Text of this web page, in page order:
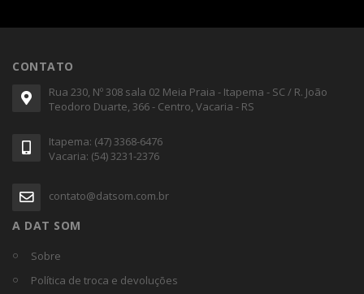
CONTATO
Rua 230, Nº 308 sala 02 Meia Praia - Itapema - SC / R. João
Teodoro Duarte, 366 - Centro, Vacaria - RS
Itapema: (47) 3368-6476
Vacaria: (54) 3231-2376
contato@datsom.com.br
A DAT SOM
Sobre
Política de troca e devoluções